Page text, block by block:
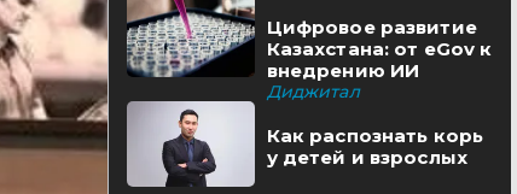
Цифровое развитие
Казахстана: от eGov к
внедрению ИИ
Диджитал
Как распознать корь
у детей и взрослых